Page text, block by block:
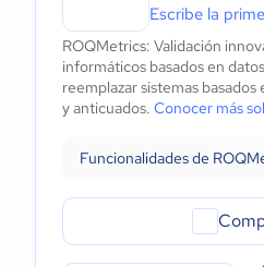
Escribe la
ROQMetrics: Validación
informáticos basados ​​en
reemplazar sistemas
y anticuados. Conocer más
Funcionalidades de